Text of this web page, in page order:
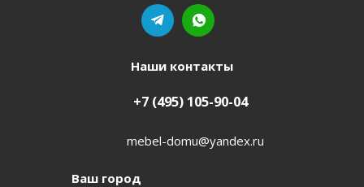
Наши контакты
+7 (495) 105-90-04
mebel-domu@yandex.ru
Ваш город